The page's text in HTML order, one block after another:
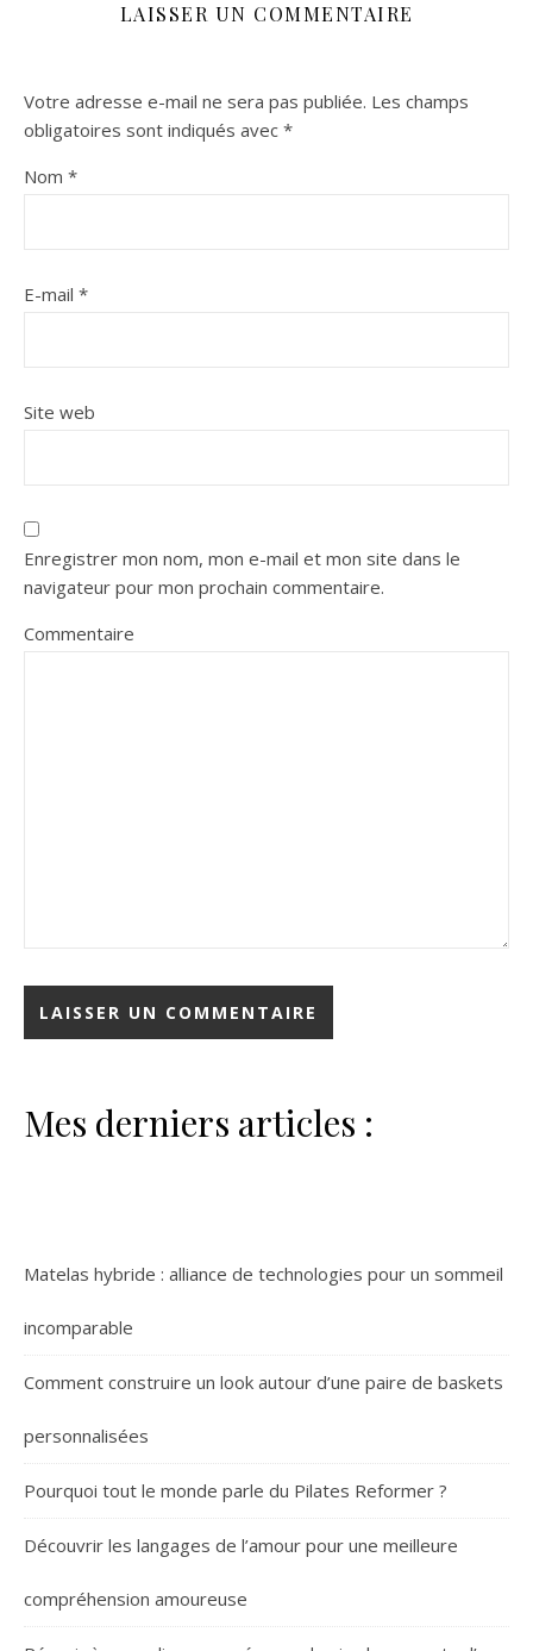
LAISSER UN COMMENTAIRE
Votre adresse e-mail ne sera pas publiée. Les champs
obligatoires sont indiqués avec *
Nom *
E-mail *
Site web
Enregistrer mon nom, mon e-mail et mon site dans le
navigateur pour mon prochain commentaire.
Commentaire
Mes derniers articles :
Matelas hybride : alliance de technologies pour un sommeil
incomparable
Comment construire un look autour d’une paire de baskets
personnalisées
Pourquoi tout le monde parle du Pilates Reformer ?
Découvrir les langages de l’amour pour une meilleure
compréhension amoureuse